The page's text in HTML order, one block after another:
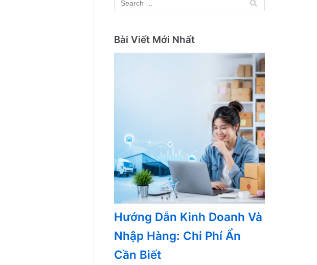
Bài Viết Mới Nhất
Hướng Dẫn Kinh Doanh Và
Nhập Hàng: Chi Phí Ẩn
Cần Biết